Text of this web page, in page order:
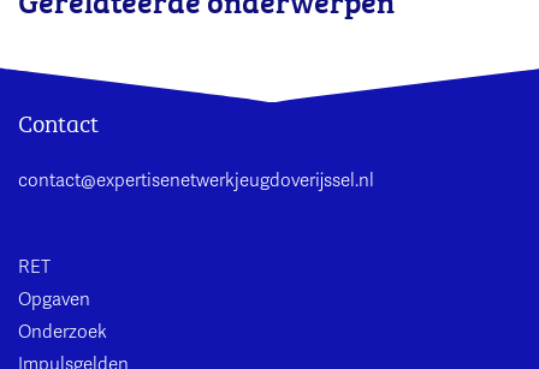
Contact
contact@expertisenetwerkjeugdoverijssel.nl
RET
Opgaven
Onderzoek
Impulsgelden